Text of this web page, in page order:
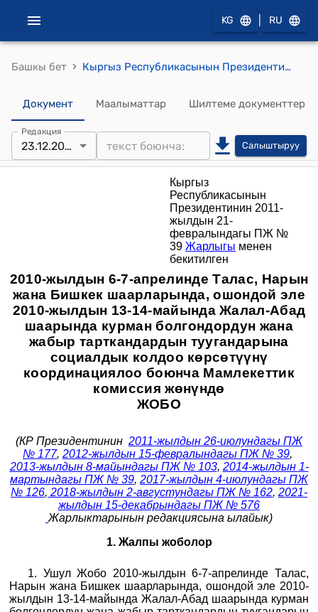
KG RU
Башкы бет › Кыргыз Республикасынын Президентинин 2011-жылдын 21-февралындагы ПЖ № 39 Жарлыгы менен бекитилген "2010-жылдын 6-7-апрелинде курман болгондордун жана жабыр тарткандардын туугандарына социалдык колдоо Көрсөтүүнү координациялоо боюнча Мамлекеттик комиссия жөнүндө ЖОБО"
Документ Маалыматтар Шилтеме документтер
Редакция
23.12.2021 Салыштыруу